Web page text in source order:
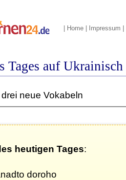
Home Impressum
Tages auf Ukrainisch
neue Vokabeln
heutigen Tages:
doroho